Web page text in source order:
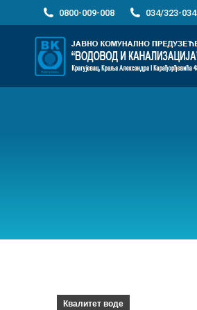
0800-009-008 034/323-034
Квалитет воде